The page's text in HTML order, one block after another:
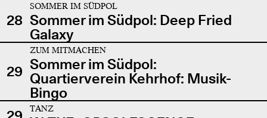
28
SOMMER IM SÜDPOL
Sommer im Südpol: Deep Fried
Galaxy
29
ZUM MITMACHEN
Sommer im Südpol:
Quartierverein Kehrhof: Musik-
Bingo
TANZ